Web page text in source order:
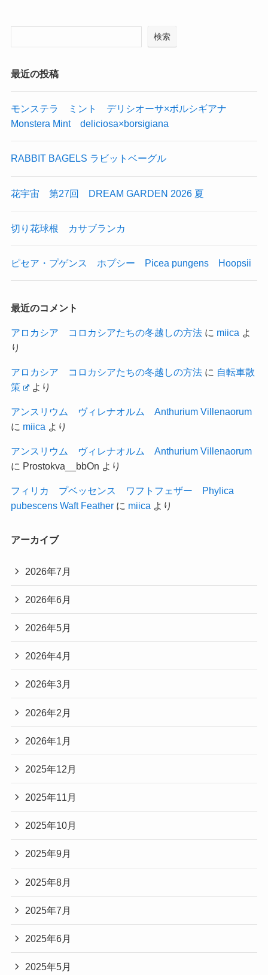
検索
最近の投稿
モンステラ ミント デリシオーサ×ボルシギアナ
Monstera Mint deliciosa×borsigiana
RABBIT BAGELS ラビットベーグル
花宇宙 第27回 DREAM GARDEN 2026 夏
切り花球根 カサブランカ
ピセア・プゲンス ホプシー Picea pungens Hoopsii
最近のコメント
アロカシア コロカシアたちの冬越しの方法に miica よ
り
アロカシア コロカシアたちの冬越しの方法に 自転車散
策
より
アンスリウム ヴィレナオルム Anthurium Villenaorum
に miica より
アンスリウム ヴィレナオルム Anthurium Villenaorum
に Prostokva__bbOn より
フィリカ プベッセンス ワフトフェザー Phylica
pubescens Waft Featherに miica より
アーカイブ
2026年7月
2026年6月
2026年5月
2026年4月
2026年3月
2026年2月
2026年1月
2025年12月
2025年11月
2025年10月
2025年9月
2025年8月
2025年7月
2025年6月
2025年5月